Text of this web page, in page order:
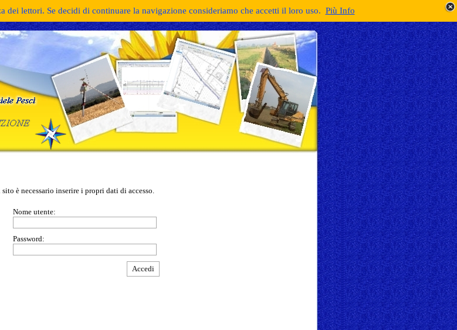
dei lettori. Se decidi di continuare la navigazione consideriamo che accetti il loro uso. Più Info
sito è necessario inserire i propri dati di accesso.
Nome utente:
Password: